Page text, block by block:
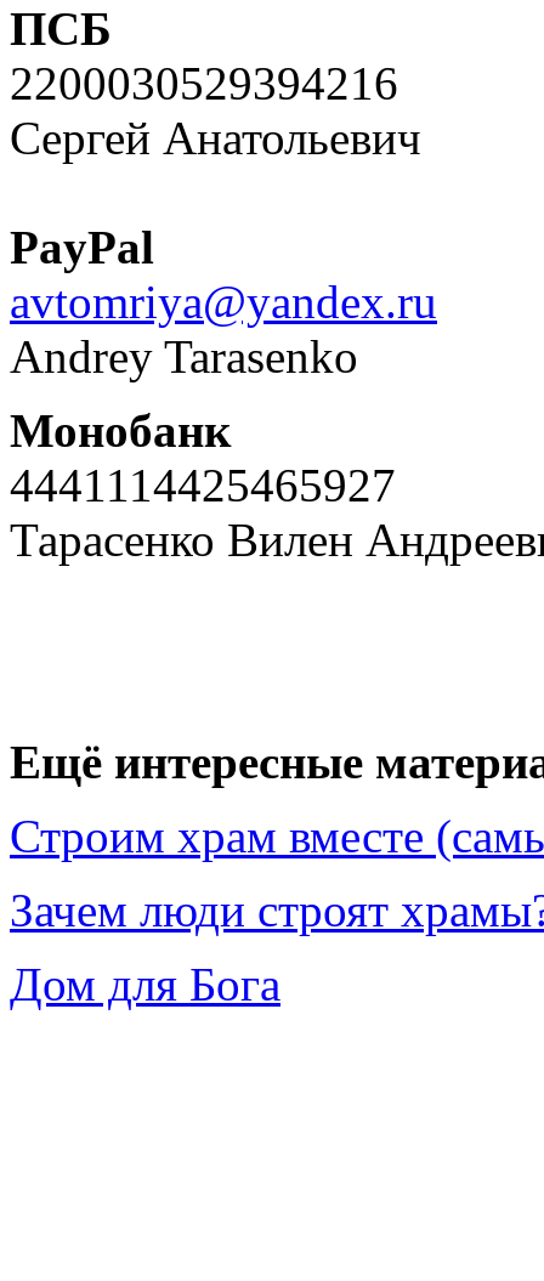
ПСБ
2200030529394216
Сергей Анатольевич
PayPal
avtomriya@yandex.ru
Andrey Tarasenko
Монобанк
4441114425465927
Тарасенко Вилен
Ещё интересные
Строим храм вместе
Зачем люди строят
Дом для Бога